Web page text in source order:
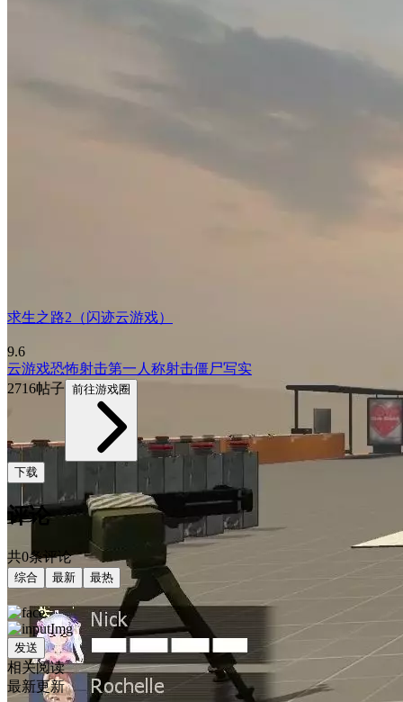
求生之路2（闪迹云游戏）
9.6
云游戏恐怖射击第一人称射击僵尸写实
2716帖子 前往游戏圈
下载
评论
共0条评论
综合 最新 最热
发送
相关阅读
最新更新